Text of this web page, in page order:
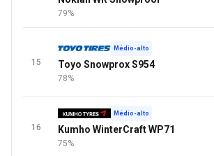
79%
15
Médio-alto
Toyo Snowprox S954
78%
16
Médio-alto
Kumho WinterCraft WP71
75%